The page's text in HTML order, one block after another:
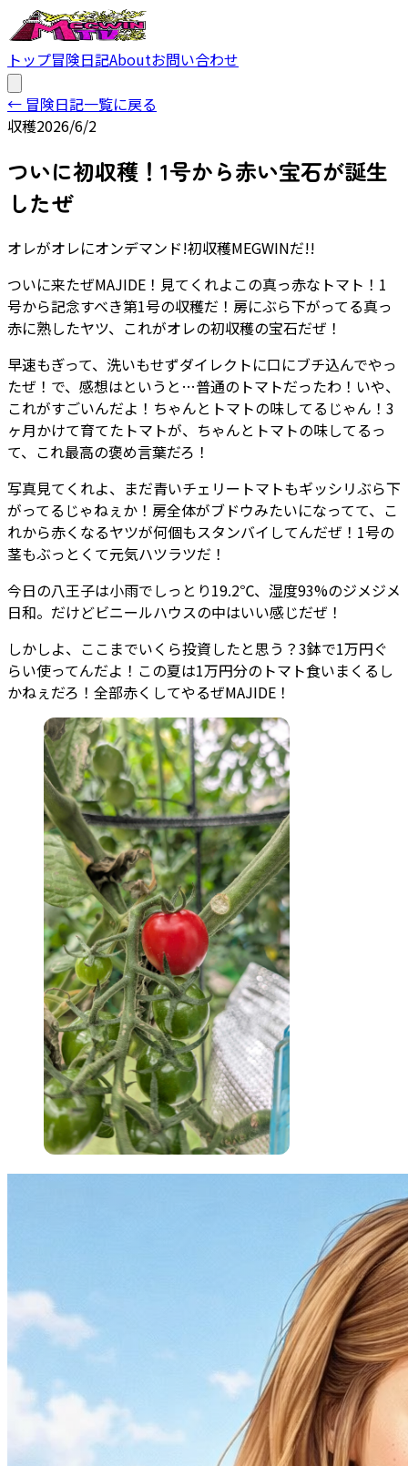
トップ冒険日記Aboutお問い合わせ
← 冒険日記一覧に戻る
収穫2026/6/2
ついに初収穫！1号から赤い宝石が誕生
したぜ
オレがオレにオンデマンド!初収穫MEGWINだ!!
ついに来たぜMAJIDE！見てくれよこの真っ赤なトマト！1
号から記念すべき第1号の収穫だ！房にぶら下がってる真っ
赤に熟したヤツ、これがオレの初収穫の宝石だぜ！
早速もぎって、洗いもせずダイレクトに口にブチ込んでやっ
たぜ！で、感想はというと…普通のトマトだったわ！いや、
これがすごいんだよ！ちゃんとトマトの味してるじゃん！3
ヶ月かけて育てたトマトが、ちゃんとトマトの味してるっ
て、これ最高の褒め言葉だろ！
写真見てくれよ、まだ青いチェリートマトもギッシリぶら下
がってるじゃねぇか！房全体がブドウみたいになってて、こ
れから赤くなるヤツが何個もスタンバイしてんだぜ！1号の
茎もぶっとくて元気ハツラツだ！
今日の八王子は小雨でしっとり19.2℃、湿度93%のジメジメ
日和。だけどビニールハウスの中はいい感じだぜ！
しかしよ、ここまでいくら投資したと思う？3鉢で1万円ぐ
らい使ってんだよ！この夏は1万円分のトマト食いまくるし
かねぇだろ！全部赤くしてやるぜMAJIDE！